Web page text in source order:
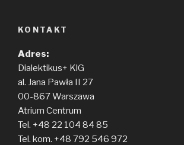
KONTAKT
Adres:
Dialektikus+ KlG
al. Jana Pawła II 27
00-867 Warszawa
Atrium Centrum
Tel. +48 22 104 84 85
Tel. kom. +48 792 546 972